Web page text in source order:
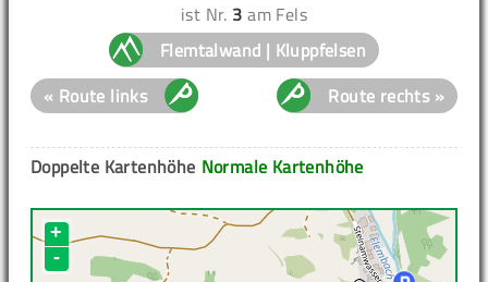
ist Nr. 3 am Fels
Flemtalwand | Kluppfelsen
« Route links
Route rechts »
Normale Kartenhöhe
Doppelte Kartenhöhe
+
-